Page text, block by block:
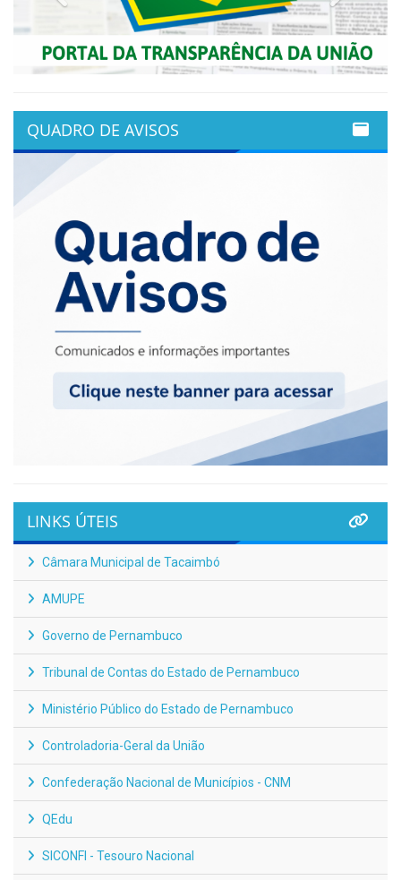
QUADRO DE AVISOS
LINKS ÚTEIS
Câmara Municipal de Tacaimbó
AMUPE
Governo de Pernambuco
Tribunal de Contas do Estado de Pernambuco
Ministério Público do Estado de Pernambuco
Controladoria-Geral da União
Confederação Nacional de Municípios - CNM
QEdu
SICONFI - Tesouro Nacional